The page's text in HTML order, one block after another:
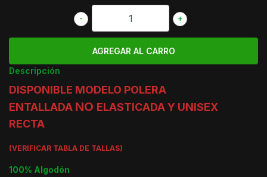
+
-
Descripción
DISPONIBLE MODELO POLERA
ENTALLADA NO ELASTICADA Y UNISEX
RECTA
(VERIFICAR TABLA DE TALLAS)
100% Algodón